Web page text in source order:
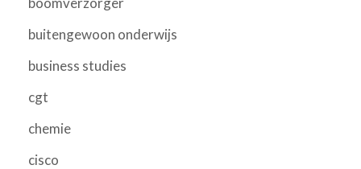
buitengewoon onderwijs
business studies
cgt
chemie
cisco